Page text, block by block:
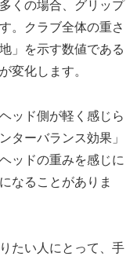
くの場合、グリップ
。クラブ全体の重さ
」を示す数値である
変化します。
ッド側が軽く感じら
ターバランス効果」
ッドの重みを感じに
なることがありま
たい人にとって、手